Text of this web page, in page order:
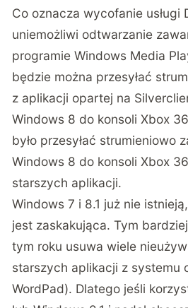
Co oznacza wycofanie usługi
uniemożliwi odtwarzanie
programie Windows Media
będzie można przesyłać
z aplikacji opartej na
Windows 8 do konsoli Xbox
było przesyłać strumieniowo
Windows 8 do konsoli Xbox
starszych aplikacji.
Windows 7 i 8.1 już nie
jest zaskakująca. Tym
tym roku usuwa wiele
starszych aplikacji z systemu
WordPad). Dlatego jeśli